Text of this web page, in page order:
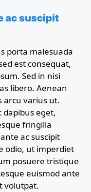
ac suscipit
porta malesuada
est consequat,
Sed in nisi
libero. Aenean
arcu varius ut.
dapibus eget,
fringilla
ac suscipit
odio, ut imperdiet
posuere tristique
euismod ante
volutpat.